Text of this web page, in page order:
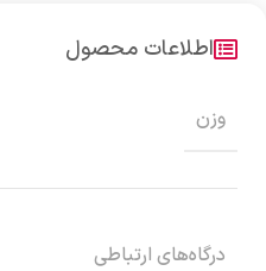
اطلاعات محصول
وزن
درگاه‌های ارتباطی